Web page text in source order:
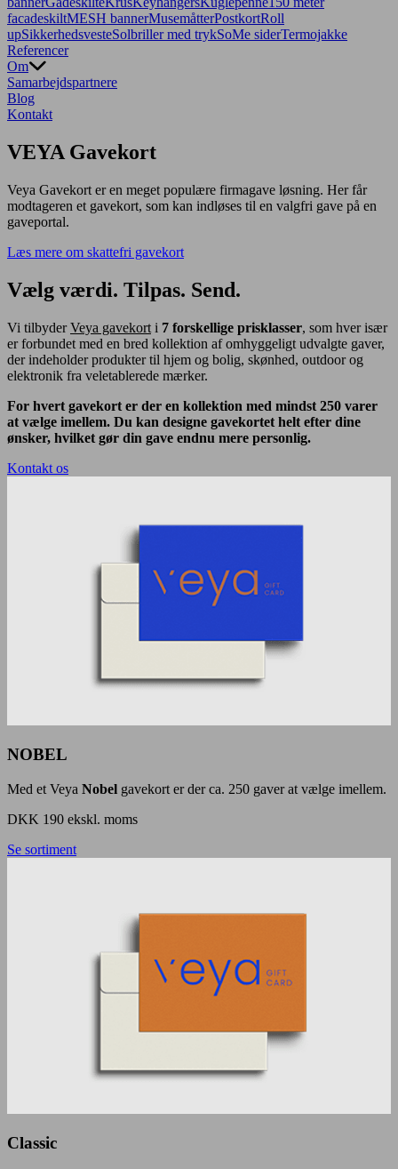
facadeskiltMESH bannerMusemåtterPostkortRoll
upSikkerhedsvesteSolbriller med trykSoMe siderTermojakke
Referencer
Om
Samarbejdspartnere
Blog
Kontakt
VEYA Gavekort
Veya Gavekort er en meget populære firmagave løsning. Her får
modtageren et gavekort, som kan indløses til en valgfri gave på en
gaveportal.
Læs mere om skattefri gavekort
Vælg værdi. Tilpas. Send.
Vi tilbyderVeya gavekort i 7 forskellige prisklasser, som hver især
er forbundet med en bred kollektion af omhyggeligt udvalgte gaver,
der indeholder produkter til hjem og bolig, skønhed, outdoor og
elektronik fra veletablerede mærker.
For hvert gavekort er der en kollektion med mindst 250 varer
at vælge imellem. Du kan designe gavekortet helt efter dine
ønsker, hvilket gør din gave endnu mere personlig.
Kontakt os
NOBEL
Med et Veya Nobel gavekort er der ca. 250 gaver at vælge imellem.
DKK 190 ekskl. moms
Se sortiment
Classic